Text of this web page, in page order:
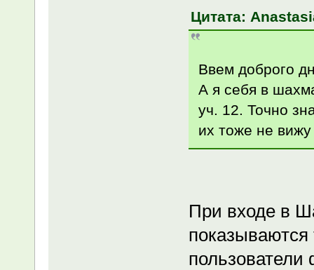
Цитата:
Ввем доброго
А я себя в
уч. 12. Точно
их тоже не вижу
При входе в
показываются